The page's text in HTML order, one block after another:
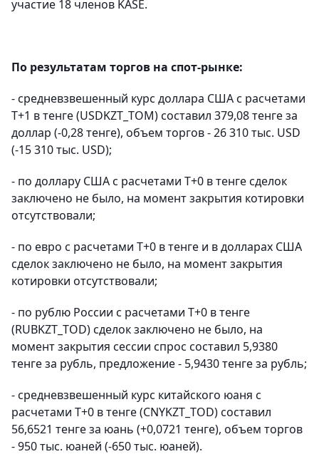
участие 18 членов KASE.
По результатам торгов на спот-рынке:
- средневзвешенный курс доллара США с расчетами
T+1 в тенге (USDKZT_TOM) составил 379,08 тенге за
доллар (-0,28 тенге), объем торгов - 26 310 тыс. USD
(-15 310 тыс. USD);
- по доллару США с расчетами T+0 в тенге сделок
заключено не было, на момент закрытия котировки
отсутствовали;
- по евро с расчетами T+0 в тенге и в долларах США
сделок заключено не было, на момент закрытия
котировки отсутствовали;
- по рублю России с расчетами T+0 в тенге
(RUBKZT_TOD) сделок заключено не было, на
момент закрытия сессии спрос составил 5,9380
тенге за рубль, предложение - 5,9430 тенге за рубль;
- средневзвешенный курс китайского юаня с
расчетами T+0 в тенге (CNYKZT_TOD) составил
56,6521 тенге за юань (+0,0721 тенге), объем торгов
- 950 тыс. юаней (-650 тыс. юаней).